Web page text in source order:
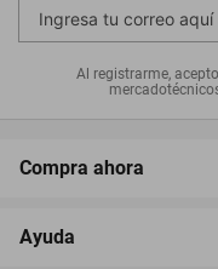
Al registrarme,
Compra ahora
Ayuda